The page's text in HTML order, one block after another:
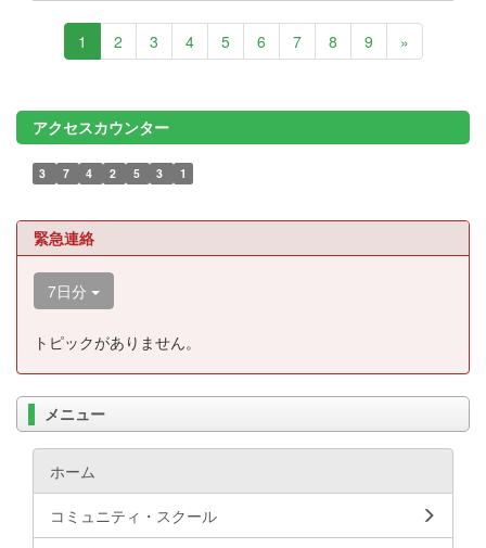
1 2 3 4 5 6 7 8 9 »
アクセスカウンター
3 7 4 2 5 3 1
緊急連絡
7日分
トピックがありません。
メニュー
ホーム
コミュニティ・スクール